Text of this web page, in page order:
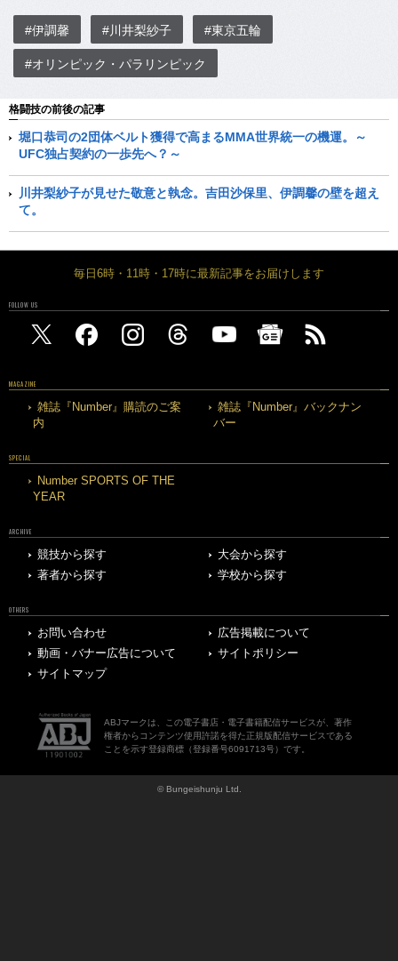
#伊調馨 #川井梨紗子 #東京五輪
#オリンピック・パラリンピック
格闘技の前後の記事
堀口恭司の2団体ベルト獲得で高まるMMA世界統一の機運。～
UFC独占契約の一歩先へ？～
川井梨紗子が見せた敬意と執念。吉田沙保里、伊調馨の壁を超え
て。
毎日6時・11時・17時に最新記事をお届けします
FOLLOW US
MAGAZINE
雑誌『Number』購読のご案
内
雑誌『Number』バックナン
バー
SPECIAL
Number SPORTS OF THE
YEAR
ARCHIVE
競技から探す
大会から探す
著者から探す
学校から探す
OTHERS
お問い合わせ
広告掲載について
動画・バナー広告について
サイトポリシー
サイトマップ
ABJマークは、この電子書店・電子書籍配信サービスが、著作
権者からコンテンツ使用許諾を得た正規版配信サービスである
ことを示す登録商標（登録番号6091713号）です。
© Bungeishunju Ltd.